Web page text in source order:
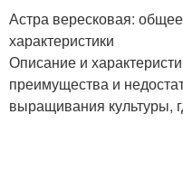
Астра вересковая:
характеристики
Описание и
преимущества и
выращивания культуры,